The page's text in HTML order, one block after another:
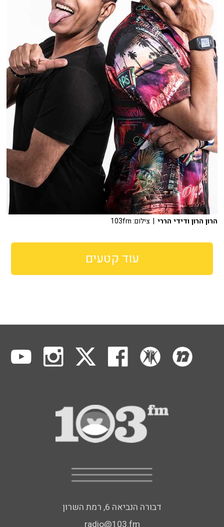
הרון הרון ודידי הררי | צילום: 103fm
עוד קטעים
דבורה הנביאה 6, רמת השרון
radio@103.fm